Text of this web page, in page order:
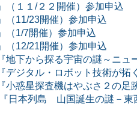
（１１/２２開催）参加申込
（11/23開催）参加申込
（1/7開催）参加申込
（12/21開催）参加申込
地下から探る宇宙の謎～ニ
デジタル・ロボット技術が
小惑星探査機はやぶさ２の
日本列島 山国誕生の謎－